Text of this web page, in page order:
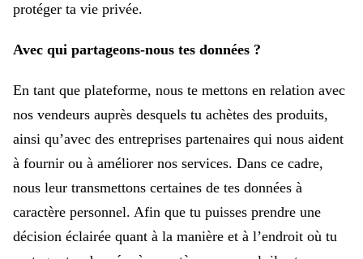
protéger ta vie privée.
Avec qui partageons-nous tes données ?
En tant que plateforme, nous te mettons en relation avec
nos vendeurs auprès desquels tu achètes des produits,
ainsi qu’avec des entreprises partenaires qui nous aident
à fournir ou à améliorer nos services. Dans ce cadre,
nous leur transmettons certaines de tes données à
caractère personnel. Afin que tu puisses prendre une
décision éclairée quant à la manière et à l’endroit où tu